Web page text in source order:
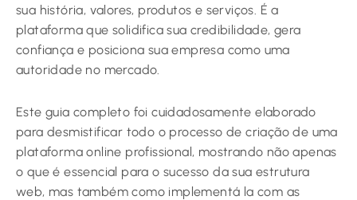
sua história, valores, produtos e serviços. É a
plataforma que solidifica sua credibilidade, gera
confiança e posiciona sua empresa como uma
autoridade no mercado.
Este guia completo foi cuidadosamente elaborado
para desmistificar todo o processo de criação de uma
plataforma online profissional, mostrando não apenas
o que é essencial para o sucesso da sua estrutura
web, mas também como implementá la com as